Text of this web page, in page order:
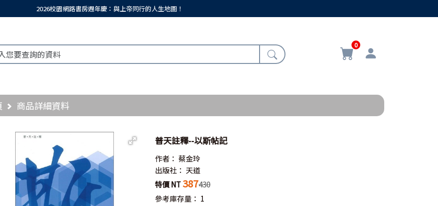
2026校園網路書房週年慶：與上帝同行的人生地圖！
0
商品詳細資料
普天註釋--以斯帖記
作者： 蔡金玲
出版社： 天道
特價 NT387430
參考庫存量： 1